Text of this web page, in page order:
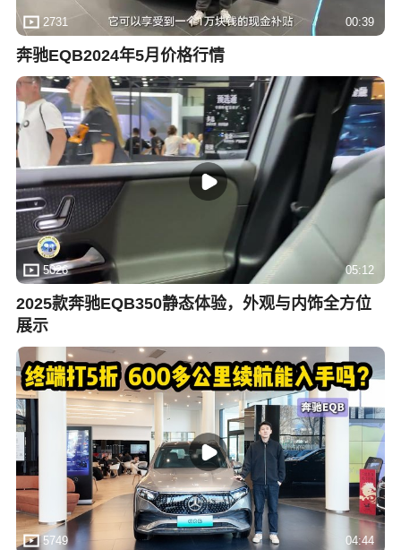
2731 00:39
奔驰EQB2024年5月价格行情
5026 05:12
2025款奔驰EQB350静态体验，外观与内饰全方位
展示
5749 04:44